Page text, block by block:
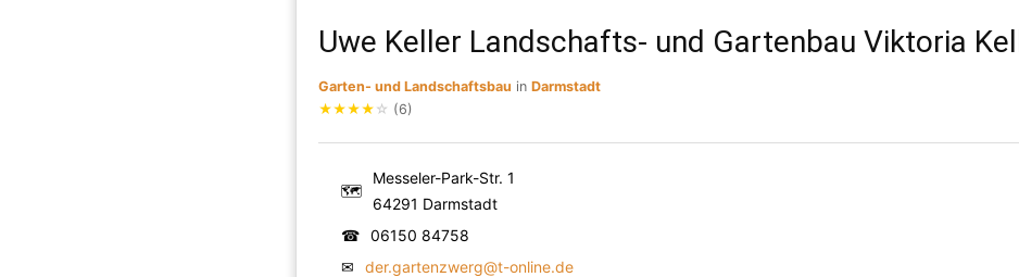
Uwe Keller Landschafts- und Gartenbau Viktoria
Garten- und Landschaftsbau in Darmstadt
★★★★ ☆ (6)
🗺
Messeler-Park-Str. 1
64291 Darmstadt
☎ 06150 84758
✉
der.gartenzwerg@t-online.de